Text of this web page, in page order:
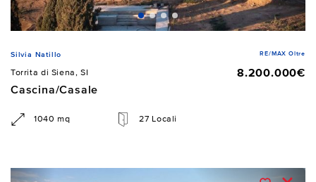
Silvia Natillo RE/MAX Oltre
Torrita di Siena, SI
8.200.000€
Cascina/Casale
1040 mq 27 Locali